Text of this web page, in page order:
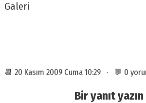
Galeri
📆 20 Kasım 2009 Cuma 10:29 · 💬 0
Bir yanıt yazın